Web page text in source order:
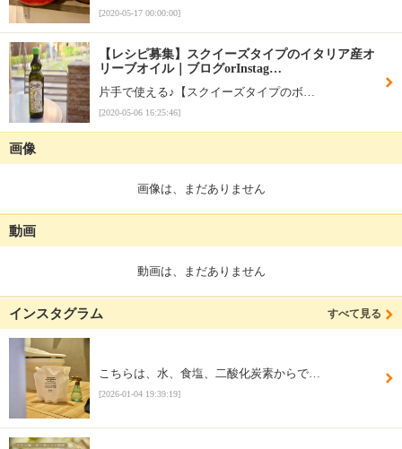
[2020-05-17 00:00:00]
【レシピ募集】スクイーズタイプのイタリア産オ
リーブオイル｜ブログorInstag…
片手で使える♪【スクイーズタイプのボ…
[2020-05-06 16:25:46]
画像
画像は、まだありません
動画
動画は、まだありません
インスタグラム すべて見る
こちらは、水、食塩、二酸化炭素からで…
[2026-01-04 19:39:19]